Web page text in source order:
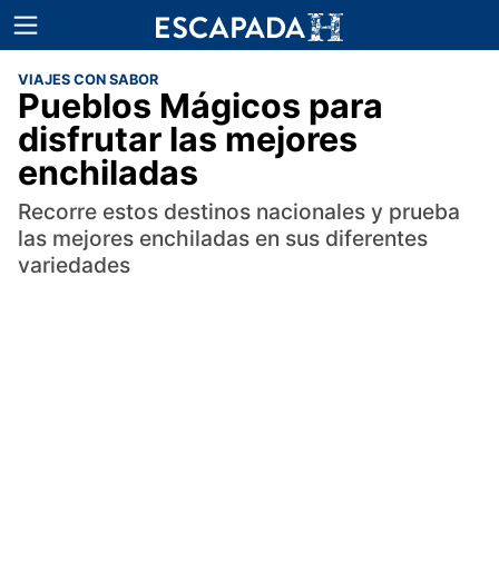
VIAJES CON SABOR
Pueblos Mágicos para
disfrutar las mejores
enchiladas
Recorre estos destinos nacionales y prueba
las mejores enchiladas en sus diferentes
variedades